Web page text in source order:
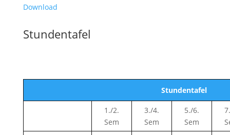
Download
Stundentafel
Stundentafel
1./2.
Sem
3./4.
Sem
5./6.
Sem